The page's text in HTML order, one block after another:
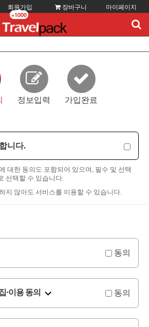
회원가입
+1000
장바구니 마이페이지
정보입력 가입완료
니다.
대한 동의도 포함되어 있으며, 필수 및 선택
선택할 수 있습니다.
지 않아도 서비스를 이용할 수 있습니다.
동의
·이용 동의 동의